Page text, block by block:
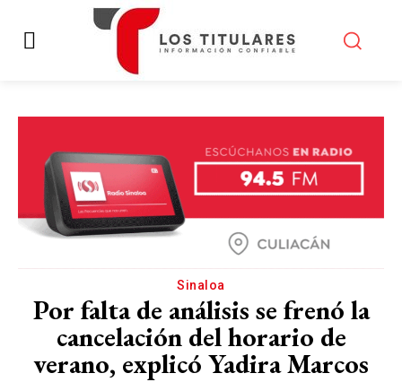
Sinaloa
Por falta de análisis se frenó la
cancelación del horario de
verano, explicó Yadira Marcos